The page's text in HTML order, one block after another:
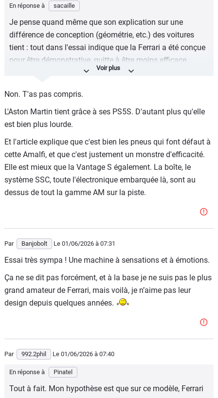
En réponse à sacaille
Je pense quand même que son explication sur une
différence de conception (géométrie, etc.) des voitures
tient : tout dans l'essai indique que la Ferrari a été conçue
pour être démonstrative, quitte à être moins efficace,
vraiment délicates sur le mouillé. Les pneus jouent, mais
Non. T'as pas compris.
L'Aston Martin tient grâce à ses PS5S. D'autant plus qu'elle
est bien plus lourde.
Et l'article explique que c'est bien les pneus qui font défaut à
cette Amalfi, et que c'est justement un monstre d'efficacité.
Elle est mieux que la Vantage S également. La boîte, le
système SSC, toute l'électronique embarquée là, sont au
dessus de tout la gamme AM sur la piste.
Par Banjobolt Le 01/06/2026 à 07:31
Essai très sympa ! Une machine à sensations et à émotions.
Ça ne se dit pas forcément, et à la base je ne suis pas le plus
grand amateur de Ferrari, mais voilà, je n’aime pas leur
design depuis quelques années.
Par 992.2phil Le 01/06/2026 à 07:40
En réponse à Pinatel
Tout à fait. Mon hypothèse est que sur ce modèle, Ferrari